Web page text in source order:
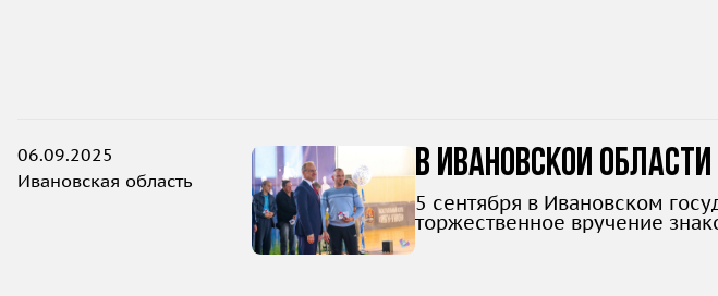
06.09.2025
Ивановская область
В Ивановской
5 сентября в Ивановском
торжественное вручение